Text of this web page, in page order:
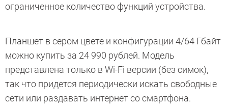
ограниченное количество функций устройства.
Планшет в сером цвете и конфигурации 4/64 Гбайт
можно купить за 24 990 рублей. Модель
представлена только в Wi-Fi версии (без симок),
так что придется периодически искать свободные
сети или раздавать интернет со смартфона.